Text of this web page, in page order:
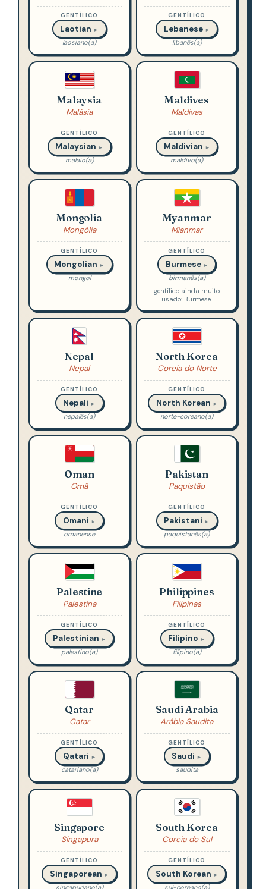
GENTÍLICO
Laotian ►
laosiano(a)
GENTÍLICO
Lebanese ►
libanês(a)
Malaysia
Malásia
GENTÍLICO
Malaysian ►
malaio(a)
Maldives
Maldivas
GENTÍLICO
Maldivian ►
maldivo(a)
Mongolia
Mongólia
GENTÍLICO
Mongolian ►
mongol
Myanmar
Mianmar
GENTÍLICO
Burmese ►
birmanês(a)
gentílico ainda muito
usado: Burmese.
Nepal
Nepal
GENTÍLICO
Nepali ►
nepalês(a)
North Korea
Coreia do Norte
GENTÍLICO
North Korean ►
norte-coreano(a)
Oman
Omã
GENTÍLICO
Omani ►
omanense
Pakistan
Paquistão
GENTÍLICO
Pakistani ►
paquistanês(a)
Palestine
Palestina
GENTÍLICO
Palestinian ►
palestino(a)
Philippines
Filipinas
GENTÍLICO
Filipino ►
filipino(a)
Qatar
Catar
GENTÍLICO
Qatari ►
catariano(a)
Saudi Arabia
Arábia Saudita
GENTÍLICO
Saudi ►
saudita
Singapore
Singapura
GENTÍLICO
Singaporean ►
singapuriano(a)
South Korea
Coreia do Sul
GENTÍLICO
South Korean ►
sul-coreano(a)